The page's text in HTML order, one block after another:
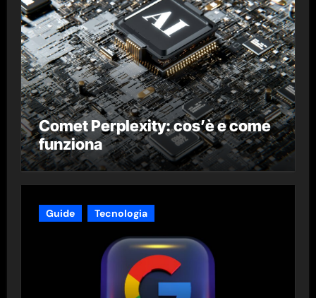
Comet Perplexity: cos’è e come
funziona
Guide Tecnologia